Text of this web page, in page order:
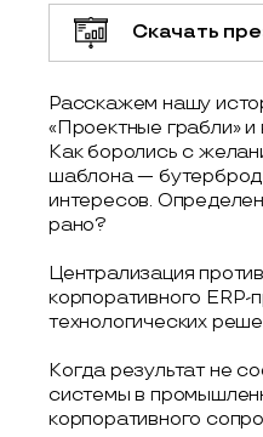
Скачать
Расскажем нашу
«Проектные грабли»
Как боролись с
шаблона — бутерброд
интересов.
рано?
Централизация
корпоративного ERP-
технологических
Когда результат не
системы в
корпоративного